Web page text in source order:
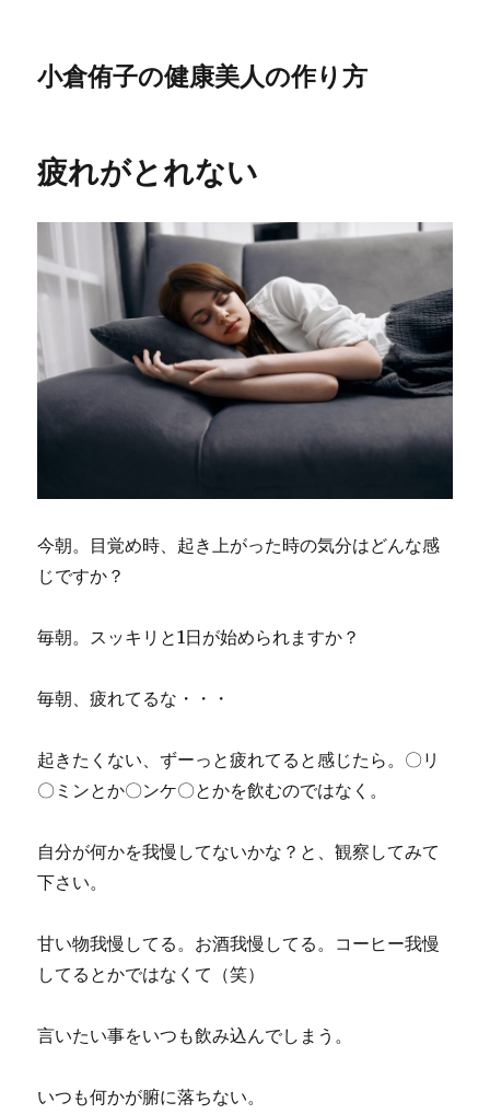
小倉侑子の健康美人の作り方
疲れがとれない
今朝。目覚め時、起き上がった時の気分はどんな感
じですか？
毎朝。スッキリと1日が始められますか？
毎朝、疲れてるな・・・
起きたくない、ずーっと疲れてると感じたら。〇リ
〇ミンとか〇ンケ〇とかを飲むのではなく。
自分が何かを我慢してないかな？と、観察してみて
下さい。
甘い物我慢してる。お酒我慢してる。コーヒー我慢
してるとかではなくて（笑）
言いたい事をいつも飲み込んでしまう。
いつも何かが腑に落ちない。